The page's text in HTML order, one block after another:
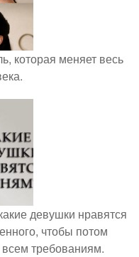
которая меняет весь
девушки нравятся
чтобы потом
всем требованиям.